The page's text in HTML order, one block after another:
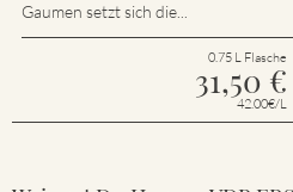
Gaumen setzt sich die...
0.75 L Flasche
31,50 €
42.00€/L